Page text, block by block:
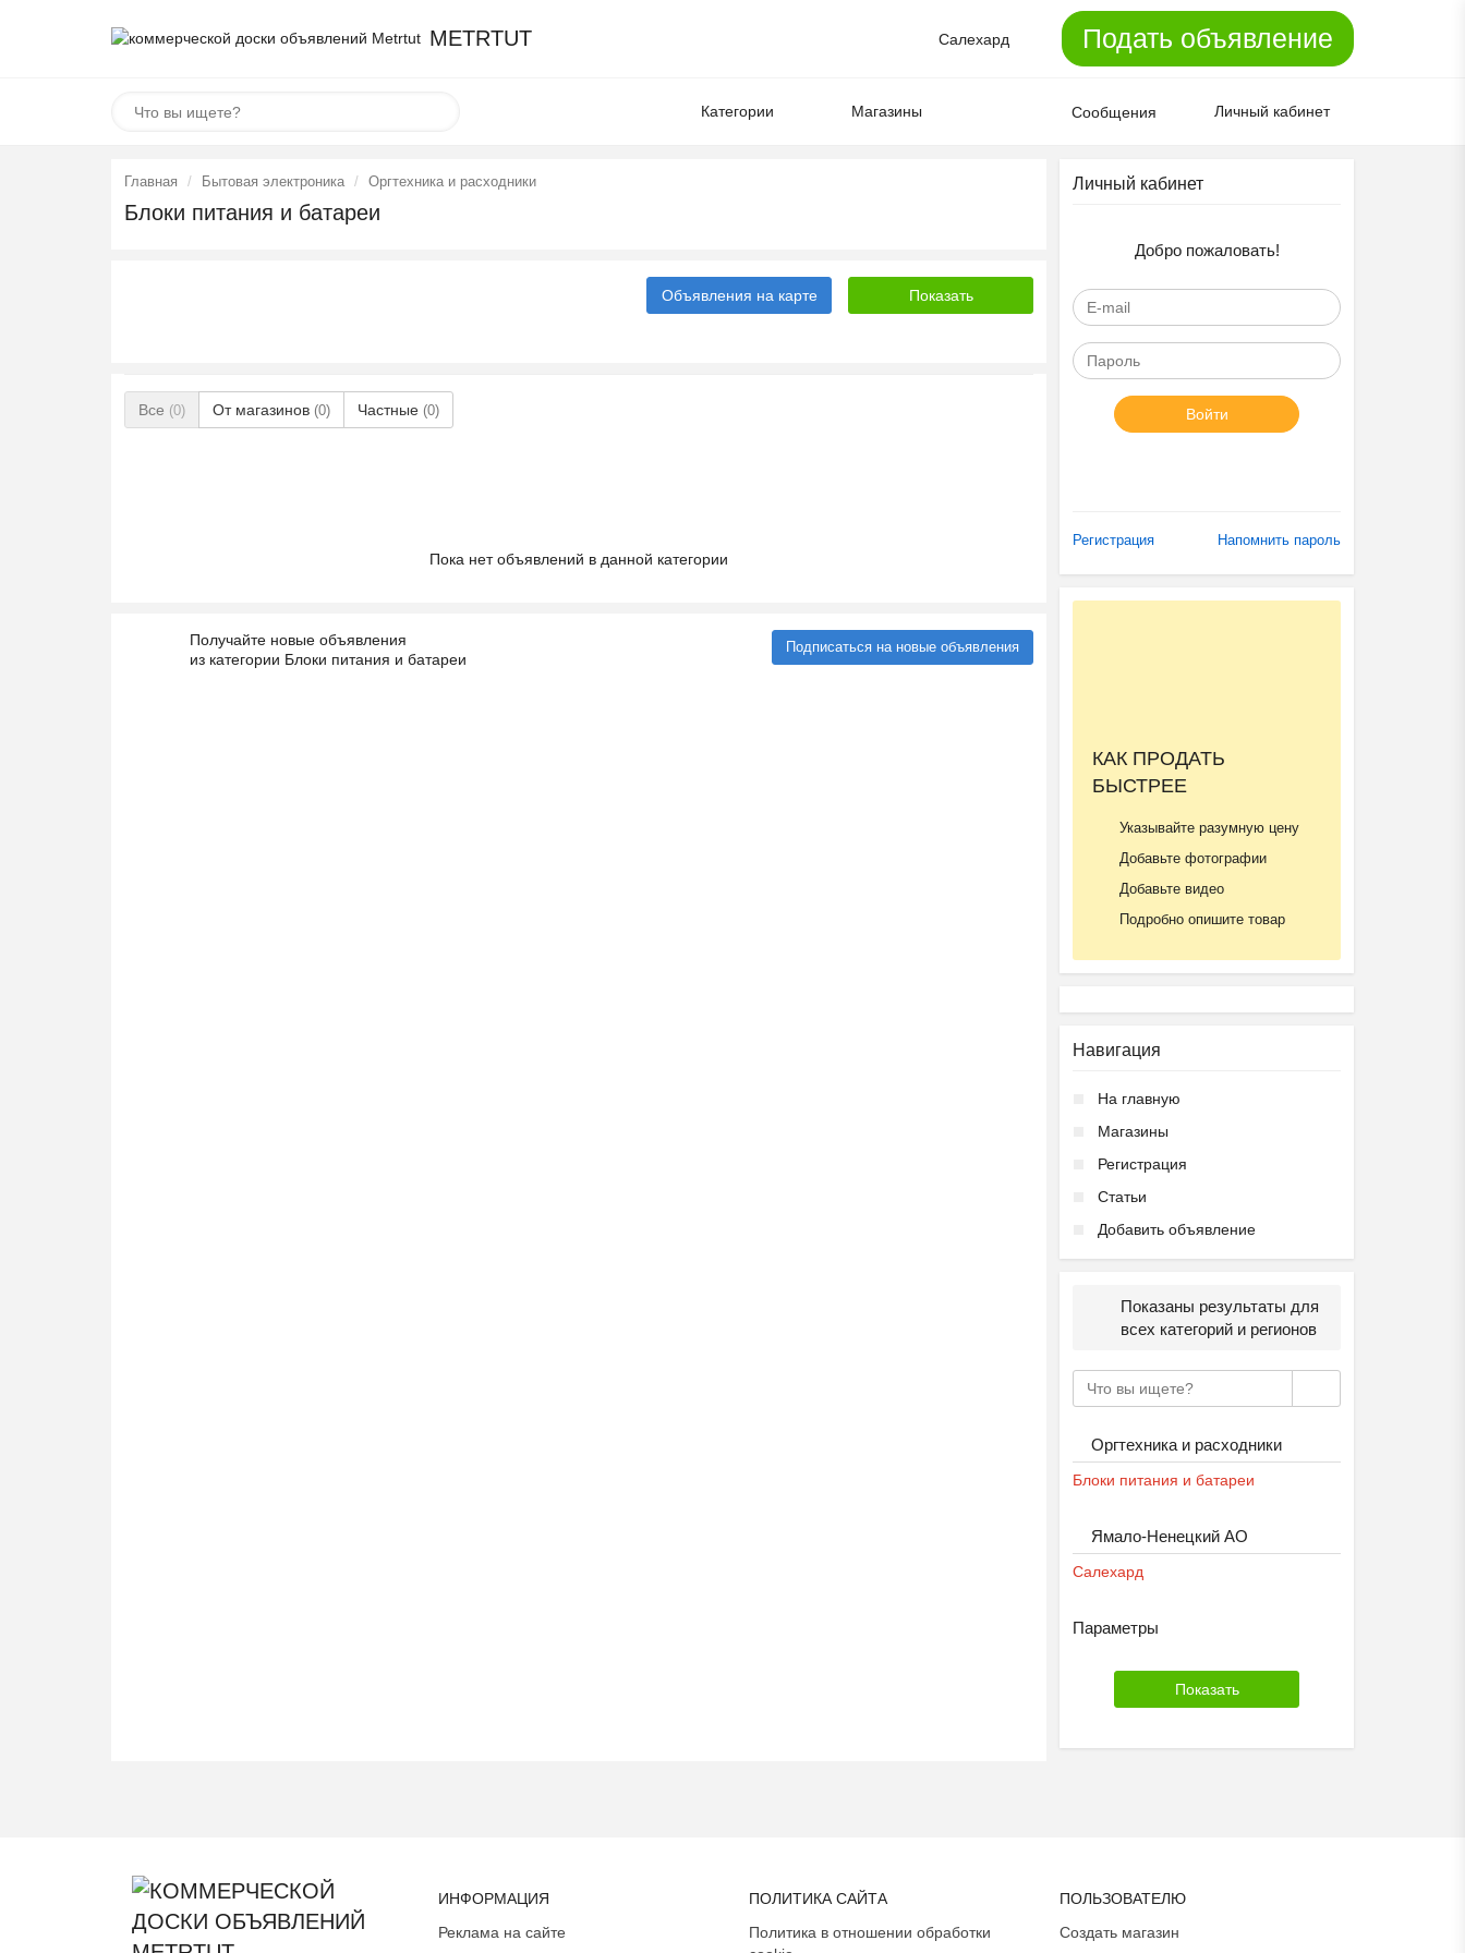
METRTUT Салехард Подать объявление
Категории Магазины Сообщения Личный кабинет
Главная Бытовая электроника Оргтехника и расходники
Блоки питания и батареи
Объявления на карте
Все (0) От магазинов (0) Частные (0)
Пока нет объявлений в данной категории
Получайте новые объявления
из категории Блоки питания и батареи
Подписаться на новые объявления
Личный кабинет
Добро пожаловать!
Войти
Регистрация Напомнить пароль
КАК ПРОДАТЬ
БЫСТРЕЕ
Указывайте разумную цену
Добавьте фотографии
Добавьте видео
Подробно опишите товар
Навигация
На главную
Магазины
Регистрация
Статьи
Добавить объявление
Показаны результаты для
всех категорий и регионов
Оргтехника и расходники
Блоки питания и батареи
Ямало-Ненецкий АО
Салехард
Параметры
ИНФОРМАЦИЯ
Реклама на сайте
ПОЛИТИКА САЙТА
Политика в отношении обработки
ПОЛЬЗОВАТЕЛЮ
Создать магазин